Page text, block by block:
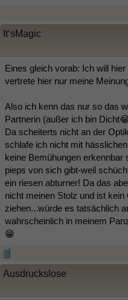
It‘sMagic
Eines gleich vorab: Ich will
vertrete hier nur meine
Also ich kenn das nur so das
Partnerin (außer ich bin
Da scheiterts nicht an der
schlafe ich nicht mit
keine Bemühungen
pieps von sich gibt-weil
ein riesen abturner! Da das
nicht meinen Stolz und ist
ziehen...würde es tatsächlich
wahrscheinlich in meinem
😁
Ausdruckslose